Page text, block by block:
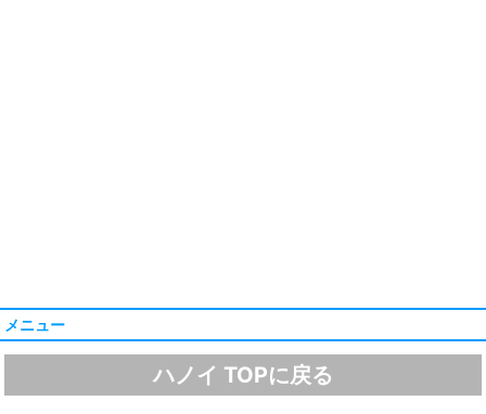
メニュー
ハノイ TOPに戻る